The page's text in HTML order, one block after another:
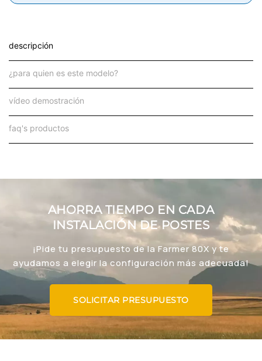
descripción
¿para quien es este modelo?
vídeo demostración
faq's productos
AHORRA TIEMPO EN CADA
INSTALACIÓN DE POSTES
¡Pide tu presupuesto de la Farmer 80X y te
ayudamos a elegir la configuración más adecuada!
SOLICITAR PRESUPUESTO